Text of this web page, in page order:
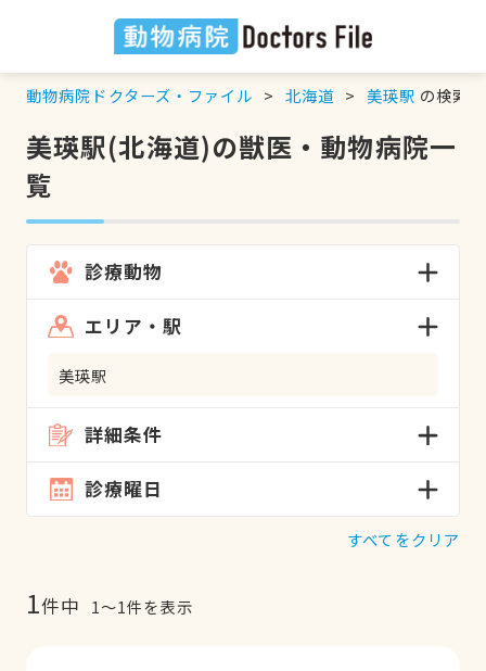
動物病院ドクターズ・ファイル 北海道 美瑛駅 の検索
美瑛駅(北海道)の獣医・動物病院一
覧
診療動物
エリア・駅
美瑛駅
詳細条件
診療曜日
すべてをクリア
1件中 1〜1件を表示